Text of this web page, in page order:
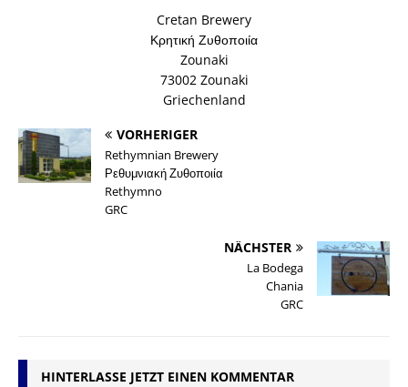
Cretan Brewery
Κρητική Ζυθοποιία
Zounaki
73002 Zounaki
Griechenland
VORHERIGER
Rethymnian Brewery
Ρεθυμνιακή Ζυθοποιία
Rethymno
GRC
NÄCHSTER
La Bodega
Chania
GRC
HINTERLASSE JETZT EINEN KOMMENTAR